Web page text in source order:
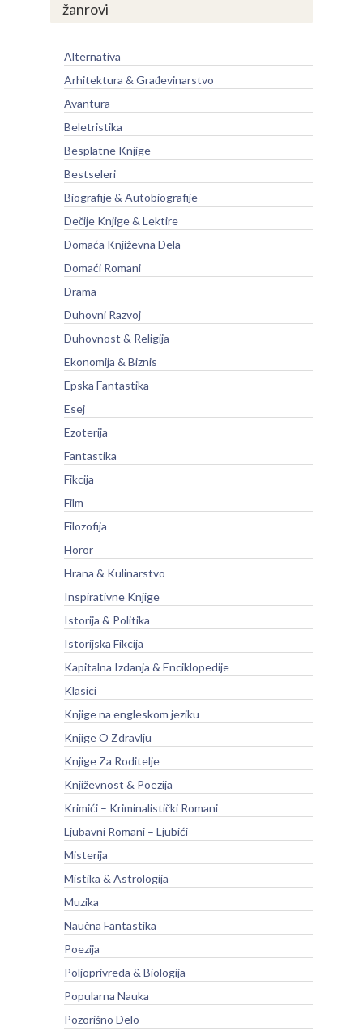
žanrovi
Alternativa
Arhitektura & Građevinarstvo
Avantura
Beletristika
Besplatne Knjige
Bestseleri
Biografije & Autobiografije
Dečije Knjige & Lektire
Domaća Književna Dela
Domaći Romani
Drama
Duhovni Razvoj
Duhovnost & Religija
Ekonomija & Biznis
Epska Fantastika
Esej
Ezoterija
Fantastika
Fikcija
Film
Filozofija
Horor
Hrana & Kulinarstvo
Inspirativne Knjige
Istorija & Politika
Istorijska Fikcija
Kapitalna Izdanja & Enciklopedije
Klasici
Knjige na engleskom jeziku
Knjige O Zdravlju
Knjige Za Roditelje
Književnost & Poezija
Krimići – Kriminalistički Romani
Ljubavni Romani – Ljubići
Misterija
Mistika & Astrologija
Muzika
Naučna Fantastika
Poezija
Poljoprivreda & Biologija
Popularna Nauka
Pozorišno Delo